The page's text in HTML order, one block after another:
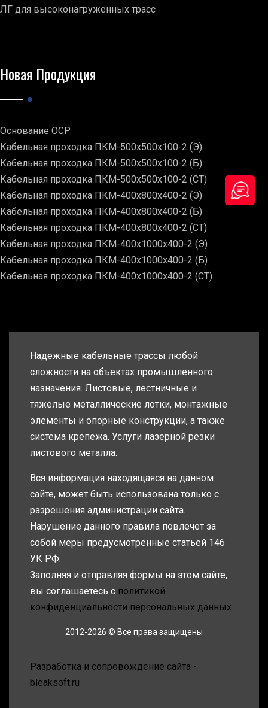
ЛГ для высоконагруженных трасс
Новая Продукция
Основание ОСР
Кабельная проходка ПКМ-500х500х100-2 (Э)
Кабельная проходка ПКМ-500х500х100-2 (Б)
Кабельная проходка ПКМ-500х500х100-2 (СТ)
Кабельная проходка ПКМ-400х800х400-2 (Э)
Кабельная проходка ПКМ-400х800х400-2 (Б)
Кабельная проходка ПКМ-400х800х400-2 (СТ)
Кабельная проходка ПКМ-400х1000х400-2 (Э)
Кабельная проходка ПКМ-400х1000х400-2 (Б)
Кабельная проходка ПКМ-400х1000х400-2 (СТ)
Надежные кабельные трассы любой
сложности на объектах промышленного
назначения. Листовые, лестничные и
тяжелые металлические лотки, монтажные
элементы и опорные конструкции, а также
система крепежа. Услуги лазерной резки
листового металла.
Вся информация находящаяся на данном
сайте, может быть использована только с
разрешения администрации сайта.
Нарушение данного правила повлечет за
собой меры предусмотренные статьей 146
УК РФ.
Заполняя и отправляя формы на этом сайте,
вы соглашаетесь с политикой
конфиденциальности персональных данных
2012-2026 © Все права защищены
Разработка и сопровождение сайта -
bleaksoft.ru